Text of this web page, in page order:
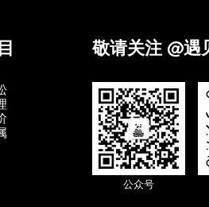
敬请关注 @遇
公众号